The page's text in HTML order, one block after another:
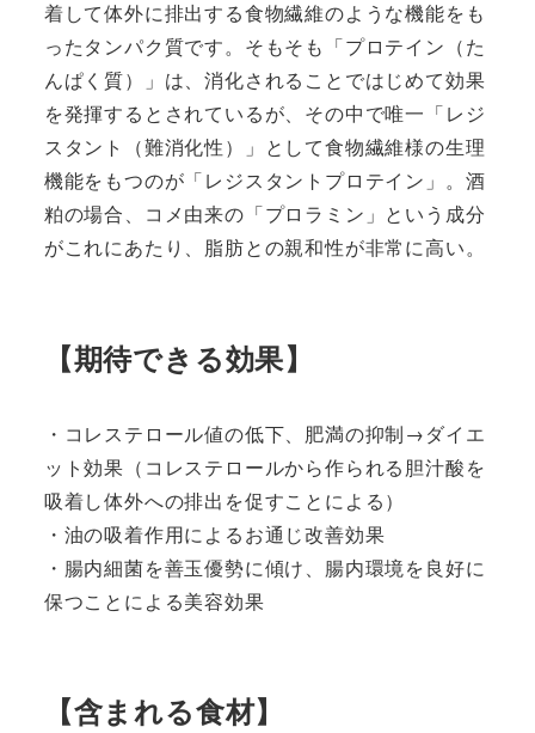
着して体外に排出する食物繊維のような機能をも
ったタンパク質です。そもそも「プロテイン（た
んぱく質）」は、消化されることではじめて効果
を発揮するとされているが、その中で唯一「レジ
スタント（難消化性）」として食物繊維様の生理
機能をもつのが「レジスタントプロテイン」。酒
粕の場合、コメ由来の「プロラミン」という成分
がこれにあたり、脂肪との親和性が非常に高い。
【期待できる効果】
・コレステロール値の低下、肥満の抑制→ダイエ
ット効果（コレステロールから作られる胆汁酸を
吸着し体外への排出を促すことによる）
・油の吸着作用によるお通じ改善効果
・腸内細菌を善玉優勢に傾け、腸内環境を良好に
保つことによる美容効果
【含まれる食材】